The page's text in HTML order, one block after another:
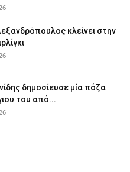
κλείνει στην
δημοσίευσε μία πόζα
του από...